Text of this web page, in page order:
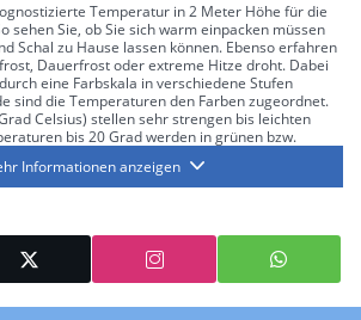
Temperatur in 2 Meter Höhe für die
sehen Sie, ob Sie sich warm einpacken müssen
Schal zu Hause lassen können. Ebenso erfahren
Dauerfrost oder extreme Hitze droht. Dabei
eine Farbskala in verschiedene Stufen
sind die Temperaturen den Farben zugeordnet.
Celsius) stellen sehr strengen bis leichten
bis 20 Grad werden in grünen bzw.
roten Farbton gekennzeichnet. Sobald die
Marke überschreitet, spricht man von einem
Tages entwickelt bzw. ob ein Temperaturanstieg
bevorsteht.
Informationen anzeigen